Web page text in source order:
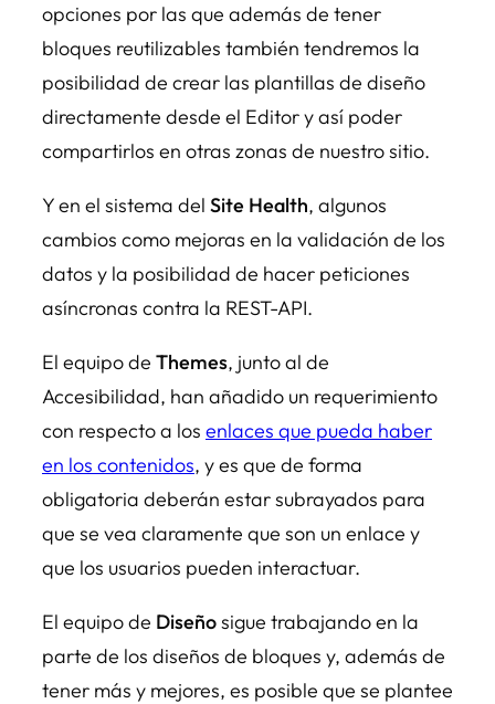
opciones por las que además de tener
bloques reutilizables también tendremos la
posibilidad de crear las plantillas de diseño
directamente desde el Editor y así poder
compartirlos en otras zonas de nuestro sitio.
Y en el sistema del Site Health, algunos
cambios como mejoras en la validación de los
datos y la posibilidad de hacer peticiones
asíncronas contra la REST-API.
El equipo de Themes, junto al de
Accesibilidad, han añadido un requerimiento
con respecto a los enlaces que pueda haber
en los contenidos, y es que de forma
obligatoria deberán estar subrayados para
que se vea claramente que son un enlace y
que los usuarios pueden interactuar.
El equipo de Diseñosigue trabajando en la
parte de los diseños de bloques y, además de
tener más y mejores, es posible que se plantee